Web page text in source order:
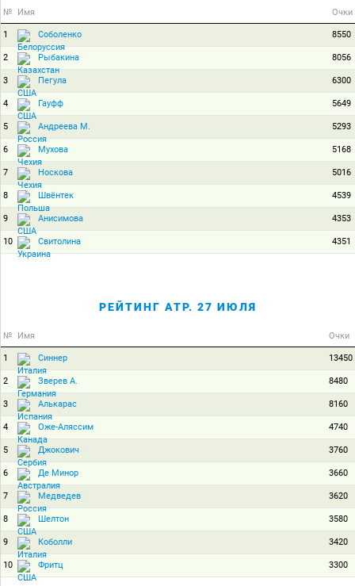
№ Имя Очки
1 Соболенко 8550
2 Рыбакина 8056
3 Пегула 6300
4 Гауфф 5649
5 Андреева М. 5293
6 Мухова 5168
7 Носкова 5016
8 Швёнтек 4539
9 Анисимова 4353
10 Свитолина 4351
РЕЙТИНГ ATP. 27 ИЮЛЯ
№ Имя Очки
1 Синнер 13450
2 Зверев А. 8480
3 Алькарас 8160
4 Оже-Аляссим 4740
5 Джокович 3760
6 Де Минор 3660
7 Медведев 3620
8 Шелтон 3580
9 Коболли 3420
10 Фритц 3300